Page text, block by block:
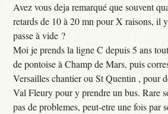
Avez vous deja remarqué que souvent
retards de 10 à 20 mn pour X raisons, il
passe à vide ?
Moi je prends la ligne C depuis 5 ans
de pontoise à Champ de Mars, puis
Versailles chantier ou St Quentin , pour
Val Fleury pour y prendre un bus. Rare
pas de problemes, peut-etre une fois par